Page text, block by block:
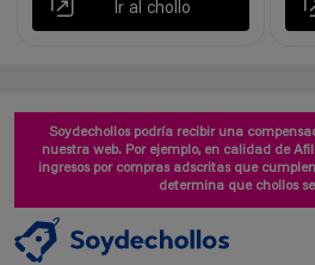
Ir al chollo
Soydechollos podría recibir una
nuestra web. Por ejemplo, en calidad de
ingresos por compras adscritas que
determina que chollos